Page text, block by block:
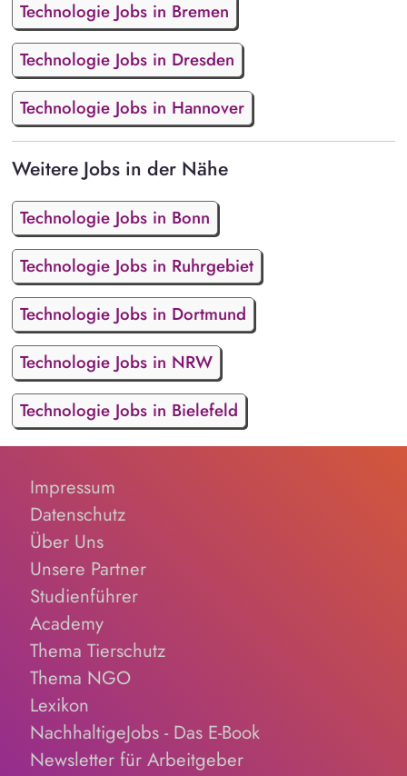
Technologie Jobs in Bremen
Technologie Jobs in Dresden
Technologie Jobs in Hannover
Weitere Jobs in der Nähe
Technologie Jobs in Bonn
Technologie Jobs in Ruhrgebiet
Technologie Jobs in Dortmund
Technologie Jobs in NRW
Technologie Jobs in Bielefeld
Impressum
Datenschutz
Über Uns
Unsere Partner
Studienführer
Academy
Thema Tierschutz
Thema NGO
Lexikon
NachhaltigeJobs - Das E-Book
Newsletter für Arbeitgeber